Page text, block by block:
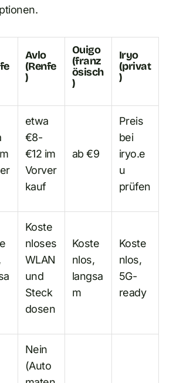
Avlo
(Renfe
)
Ouigo
(franz
ösisch
)
Iryo
(privat
)
etwa
€8-
€12 im
Vorver
kauf
ab €9
Preis
bei
iryo.e
u
prüfen
Koste
nloses
WLAN
und
Steck
dosen
Koste
nlos,
langsa
m
Koste
nlos,
5G-
ready
Nein
(Auto